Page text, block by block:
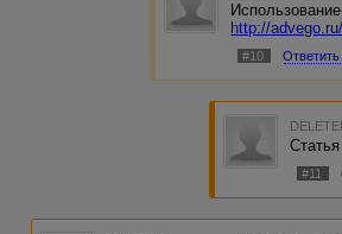
http://
#10 Ответить
#11